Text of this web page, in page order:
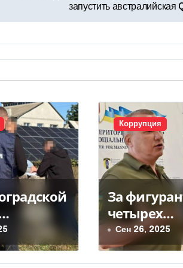
запустить
за
18
в
Коррупция
За
четырех
уголовных
экс-
Борисова
Сен 26, 2025